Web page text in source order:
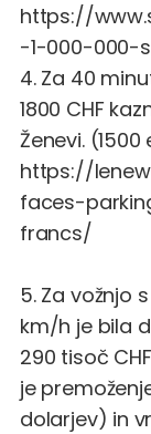
https://
-1-000-000-
4. Za 40
1800 CHF
Ženevi. (1500
https://
faces-
francs/
5. Za vožnjo
km/h je bila
290 tisoč
je
dolarjev) in